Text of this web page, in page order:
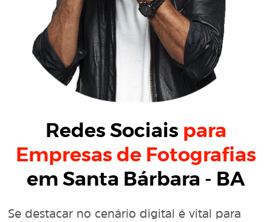
Redes Sociais para
Empresas de Fotografias
em Santa Bárbara - BA
Se destacar no cenário digital é vital para